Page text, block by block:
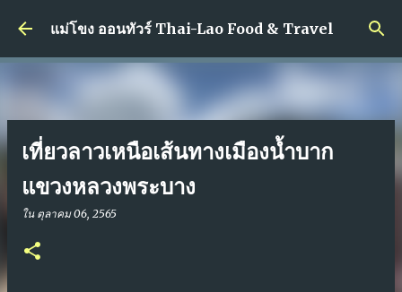
ข้ามไปที่เนื้อหาหลัก
แม่โขง ออนทัวร์ Thai-Lao Food & Travel
เที่ยวลาวเหนือเส้นทางเมืองน้ำบาก
แขวงหลวงพระบาง
ใน ตุลาคม 06, 2565